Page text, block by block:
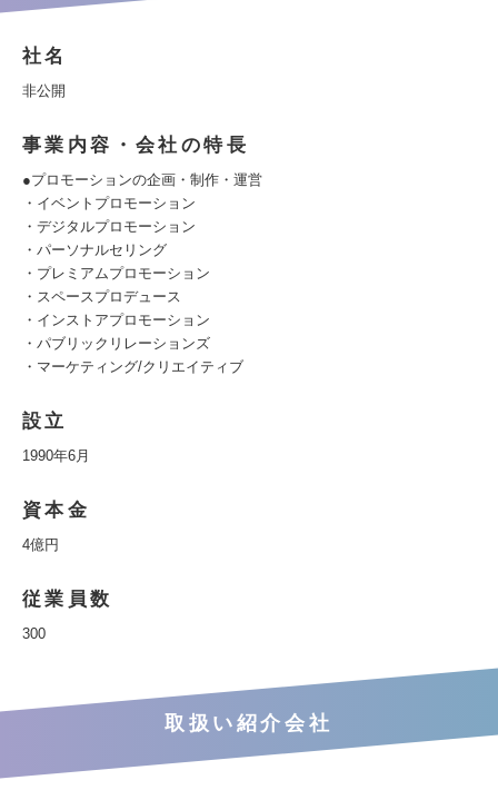
社名
非公開
事業内容・会社の特長
●プロモーションの企画・制作・運営
・イベントプロモーション
・デジタルプロモーション
・パーソナルセリング
・プレミアムプロモーション
・スペースプロデュース
・インストアプロモーション
・パブリックリレーションズ
・マーケティング/クリエイティブ
設立
1990年6月
資本金
4億円
従業員数
300
取扱い紹介会社